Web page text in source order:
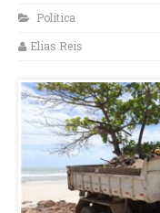
Política
Elias Reis